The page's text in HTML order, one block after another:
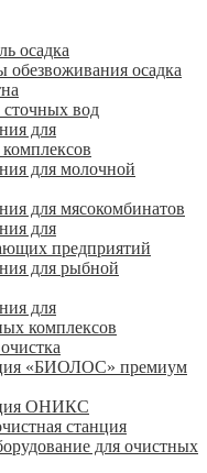
осадка
осадка
вод
для
для молочной
для мясокомбинатов
для
предприятий
для рыбной
для
комплексов
«БИОЛОС» премиум
ОНИКС
станция
для очистных